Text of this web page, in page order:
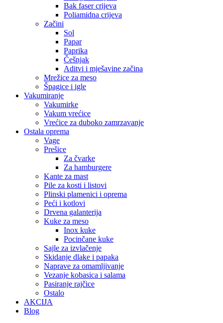
Bak faser crijeva
Poliamidna crijeva
Začini
Sol
Papar
Paprika
Češnjak
Aditvi i mješavine začina
Mrežice za meso
Špagice i igle
Vakumiranje
Vakumirke
Vakum vrećice
Vrećice za duboko zamrzavanje
Ostala oprema
Vage
Prešice
Za čvarke
Za hamburgere
Kante za mast
Pile za kosti i listovi
Plinski plamenici i oprema
Peći i kotlovi
Drvena galanterija
Kuke za meso
Inox kuke
Pocinčane kuke
Sajle za izvlačenje
Skidanje dlake i papaka
Naprave za omamljivanje
Vezanje kobasica i salama
Pasiranje rajčice
Ostalo
AKCIJA
Blog